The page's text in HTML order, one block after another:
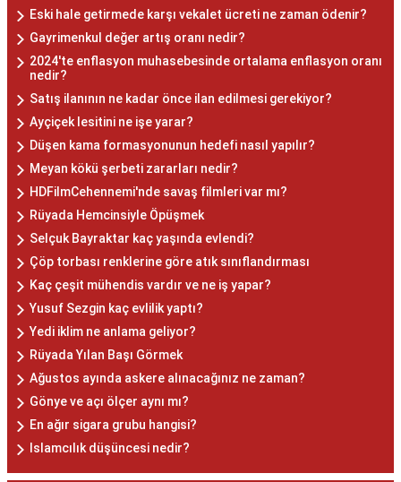
Eski hale getirmede karşı vekalet ücreti ne zaman ödenir?
Gayrimenkul değer artış oranı nedir?
2024'te enflasyon muhasebesinde ortalama enflasyon oranı
nedir?
Satış ilanının ne kadar önce ilan edilmesi gerekiyor?
Ayçiçek lesitini ne işe yarar?
Düşen kama formasyonunun hedefi nasıl yapılır?
Meyan kökü şerbeti zararları nedir?
HDFilmCehennemi'nde savaş filmleri var mı?
Rüyada Hemcinsiyle Öpüşmek
Selçuk Bayraktar kaç yaşında evlendi?
Çöp torbası renklerine göre atık sınıflandırması
Kaç çeşit mühendis vardır ve ne iş yapar?
Yusuf Sezgin kaç evlilik yaptı?
Yedi iklim ne anlama geliyor?
Rüyada Yılan Başı Görmek
Ağustos ayında askere alınacağınız ne zaman?
Gönye ve açı ölçer aynı mı?
En ağır sigara grubu hangisi?
Islamcılık düşüncesi nedir?